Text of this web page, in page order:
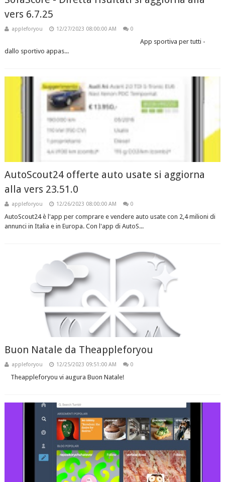
vers 6.7.25
appleforyou 12/27/2023 08:00:00 AM 0
App sportiva per tutti -
dallo sportivo appas...
AutoScout24 offerte auto usate si aggiorna
alla vers 23.51.0
appleforyou 12/26/2023 08:00:00 AM 0
AutoScout24 è l'app per comprare e vendere auto usate con 2,4 milioni di
annunci in Italia e in Europa. Con l'app di AutoS...
Buon Natale da Theappleforyou
appleforyou 12/25/2023 09:51:00 AM 0
Theappleforyou vi augura Buon Natale!